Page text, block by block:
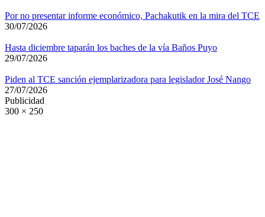
Por no presentar informe económico, Pachakutik en la mira del TCE
30/07/2026
Hasta diciembre taparán los baches de la vía Baños Puyo
29/07/2026
Piden al TCE sanción ejemplarizadora para legislador José Nango
27/07/2026
Publicidad
300 × 250